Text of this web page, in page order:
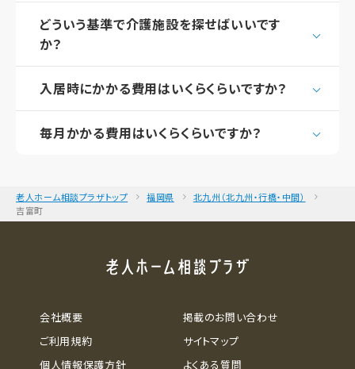
どういう基準で介護施設を探せばいいです
か？
入居時にかかる費用はいくらくらいですか？
毎月かかる費用はいくらくらいですか？
老人ホーム相談プラザトップ 福岡県
北九州（北九州・行橋・中間）
吉富町
会社概要
ご利用規約
個人情報保護方針
掲載のお問い合わせ
サイトマップ
よくある質問